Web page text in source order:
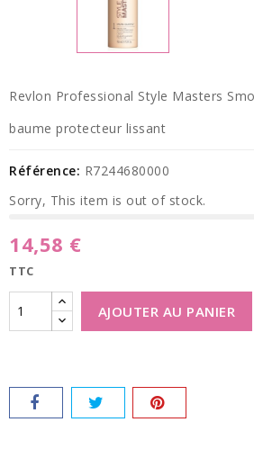
Revlon Professional Style Masters
baume protecteur lissant
Référence: R7244680000
Sorry, This item is out of stock.
14,58 €
TTC
AJOUTER AU PANIER